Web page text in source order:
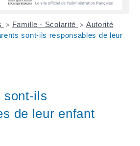
> Famille - Scolarité > Autorité
sont-ils responsables de leur
sont-ils
de leur enfant